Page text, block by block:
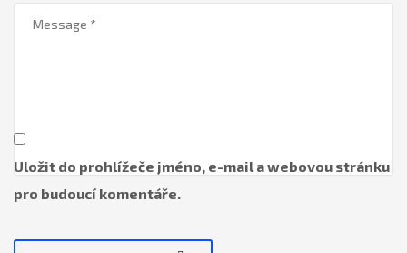
Uložit do prohlížeče jméno, e-mail a webovou stránku
pro budoucí komentáře.